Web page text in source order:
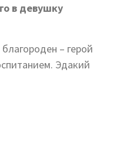
в девушку
– герой
Эдакий